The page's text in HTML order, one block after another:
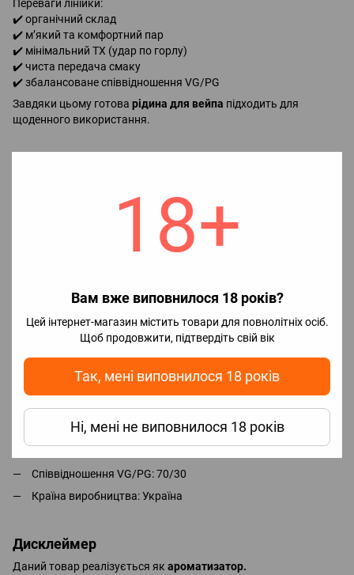
18+
Вам вже виповнилося 18 років?
Цей інтернет-магазин містить товари для повнолітніх осіб.
Щоб продовжити, підтвердіть свій вік
Так, мені виповнилося 18 років
Ні, мені не виповнилося 18 років
Переваги лінійки:
✔️ органічний склад
✔️ м’який та комфортний пар
✔️ мінімальний ТХ (удар по горлу)
✔️ чиста передача смаку
✔️ збалансоване співвідношення VG/PG
Завдяки цьому готова рідина для вейпа підходить для
щоденного використання.
1️⃣ У флакон з ароматизатором додайте бустер (за потреби).
гліцерин до повного об’єму флакону.
Для максимально насиченого смаку рекомендується
рідині настоятися 2–5 днів, але використовувати її можна
Характеристики готової рідини
Обʼєм: 60 ml
Тип продукту: ароматизатор
Співвідношення VG/PG: 70/30
Країна виробництва: Україна
Дисклеймер
Даний товар реалізується як ароматизатор.